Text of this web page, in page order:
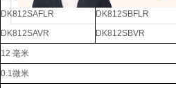
DK812SAFLR
DK812SAVR
DK812SBFLR
DK812SBVR
12 毫米
0.1微米